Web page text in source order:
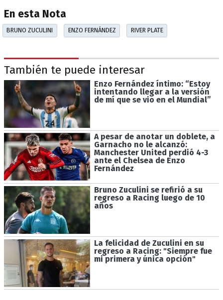
En esta Nota
BRUNO ZUCULINI ENZO FERNÁNDEZ RIVER PLATE
También te puede interesar
Enzo Fernández íntimo: “Estoy
intentando llegar a la versión
de mí que se vio en el Mundial”
A pesar de anotar un doblete, a
Garnacho no le alcanzó:
Manchester United perdió 4-3
ante el Chelsea de Enzo
Fernández
Bruno Zuculini se refirió a su
regreso a Racing luego de 10
años
La felicidad de Zuculini en su
regreso a Racing: "Siempre fue
mi primera y única opción"